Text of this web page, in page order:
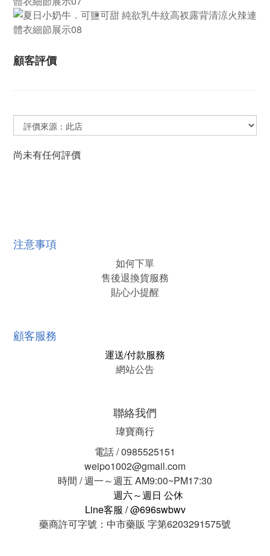
顧客評價
尚未有任何評價
注意事項
如何下單
售後退換貨服務
貼心小提醒
顧客服務
運送/付款服務
網站公告
聯絡我們
瑋寶商行
電話 / 0985525151
weipo1002@gmail.com
時間 / 週一～週五 AM9:00~PM17:30
週六～週日 公休
Line客服 / @696swbwv
藥商許可字號：中市藥販 字第6203291575號